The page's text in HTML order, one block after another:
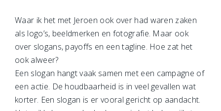
Waar ik het met Jeroen ook over had waren zaken
als logo’s, beeldmerken en fotografie. Maar ook
over slogans, payoffs en een tagline. Hoe zat het
ook alweer?
Een slogan hangt vaak samen met een campagne of
een actie. De houdbaarheid is in veel gevallen wat
korter. Een slogan is er vooral gericht op aandacht.